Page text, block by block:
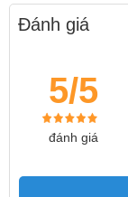
Đánh giá
5/5
đánh giá